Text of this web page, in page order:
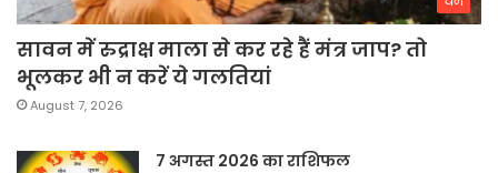
सावन में रुद्राक्ष माला से कर रहे हैं मंत्र जाप? तो
भूलकर भी न करें ये गलतियां
August 7, 2026
7 अगस्त 2026 का राशिफल